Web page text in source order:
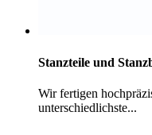
Stanzteile und
Wir fertigen
unterschiedlichste...